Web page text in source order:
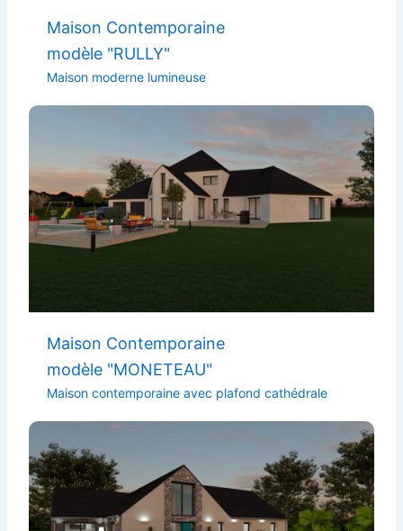
Maison Contemporaine
modèle "RULLY"
Maison moderne lumineuse
Maison Contemporaine
modèle "MONETEAU"
Maison contemporaine avec plafond cathédrale